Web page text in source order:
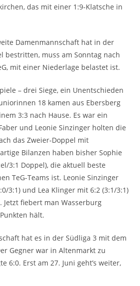
das mit einer 1:9-Klatsche in
Damenmannschaft hat in der
bestritten, muss am Sonntag nach
mit einer Niederlage belastet ist.
– drei Siege, ein Unentschieden
18 kamen aus Ebersberg
3:3 nach Hause. Es war ein
und Leonie Sinzinger holten die
das Zweier-Doppel mit
Bilanzen haben bisher Sophie
3:1 Doppel), die aktuell beste
TeG-Teams ist. Leonie Sinzinger
3:1) und Lea Klinger mit 6:2 (3:1/3:1)
fiebert man Wasserburg
hält.
hat es in der Südliga 3 mit dem
Gegner war in Altenmarkt zu
6:0. Erst am 27. Juni geht’s weiter,